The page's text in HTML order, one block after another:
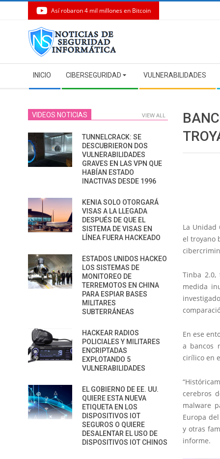
Así robaron 4 mil millones en Bitcoin
Navigation
Menu
INICIO CIBERSEGURIDAD VULNERABILIDADES
La Unidad
el troyano
Tinba 2.0,
medida
En ese
a bancos
cirílico en
cerebros
malware
Europa
y otras
informe.
VIDEOS NOTICIAS VIEW ALL
TUNNELCRACK: SE
DESCUBRIERON DOS
VULNERABILIDADES
GRAVES EN LAS VPN QUE
HABÍAN ESTADO
INACTIVAS DESDE 1996
KENIA SOLO OTORGARÁ
VISAS A LA LLEGADA
DESPUÉS DE QUE EL
SISTEMA DE VISAS EN
LÍNEA FUERA HACKEADO
ESTADOS UNIDOS HACKEO
LOS SISTEMAS DE
MONITOREO DE
TERREMOTOS EN CHINA
PARA ESPIAR BASES
MILITARES
SUBTERRÁNEAS
HACKEAR RADIOS
POLICIALES Y MILITARES
ENCRIPTADAS
EXPLOTANDO 5
VULNERABILIDADES
EL GOBIERNO DE EE. UU.
QUIERE ESTA NUEVA
ETIQUETA EN LOS
DISPOSITIVOS IOT
SEGUROS O QUIERE
DESALENTAR EL USO DE
DISPOSITIVOS IOT CHINOS